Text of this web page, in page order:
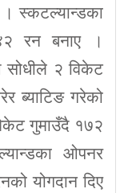
स्कटल्यान्डका
रन बनाए ।
सोधीले २ विकेट
ब्याटिङ गरेको
गुमाउँदै १७२
ओपनर
योगदान दिए